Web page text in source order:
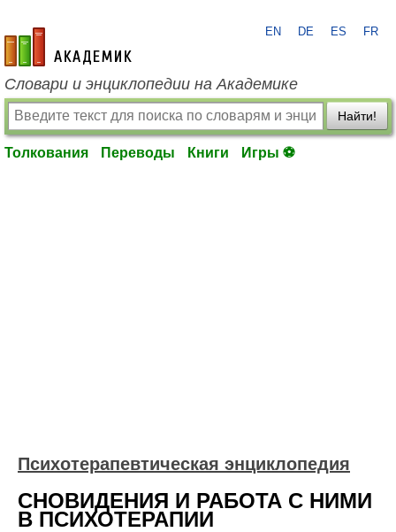
academic.ru
EN DE ES FR
Словари и энциклопедии на Академике
Найти!
Толкования Переводы Книги Игры ⚽
Психотерапевтическая энциклопедия
СНОВИДЕНИЯ И РАБОТА С НИМИ
В ПСИХОТЕРАПИИ